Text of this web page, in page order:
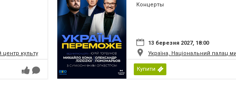
культури і мистецтв Федерації профспілок України
Концерты
13 березня 2027, 18:00
Україна, Національний палац
Купити